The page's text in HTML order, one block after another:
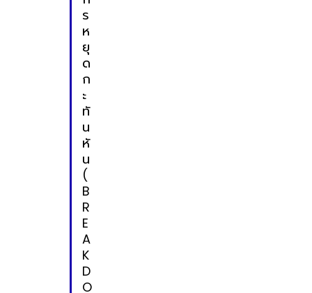
ร
ห
ยุ
ด
ก
ะ
ทั
น
หั
น
(
B
R
E
A
K
D
O